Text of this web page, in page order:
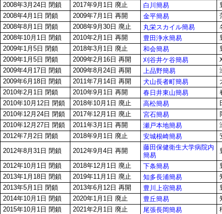
2008年3月24日 閉鎖
2017年9月1日 廃止 白川簡易
2008年4月1日 閉鎖
2009年7月1日 再開 金平簡易
2008年8月1日 閉鎖
2008年9月30日 廃止 丸栄スカイル簡易
2008年10月1日 閉鎖
2010年2月1日 再開 豊田浄水簡易
2009年1月5日 閉鎖
2018年3月1日 廃止 和会簡易
2009年1月5日 閉鎖
2009年2月16日 再開 刈谷井ケ谷簡易
2009年4月17日 閉鎖
2009年8月24日 再開 上品野簡易
2009年6月18日 閉鎖
2011年7月14日 再開 犬山長者町簡易
2010年2月1日 閉鎖
2010年9月1日 再開 春日井東山簡易
2010年10月12日 閉鎖
2018年10月1日 廃止 高松簡易
2010年12月24日 閉鎖
2017年12月1日 廃止 宮石簡易
2010年12月27日 閉鎖
2011年3月1日 再開 瀬戸本地簡易
2012年7月2日 閉鎖
2018年9月1日 廃止 安城根崎簡易
2012年8月31日 閉鎖
2012年9月4日 再開
藤田保健衛生大学病院内
簡易
2012年10月1日 閉鎖
2018年12月1日 廃止 下条簡易
2013年1月18日 閉鎖
2019年11月1日 廃止 知多長浦簡易
2013年5月1日 閉鎖
2013年6月12日 再開 豊川上宿簡易
2014年10月1日 閉鎖
2020年1月1日 廃止 豊丘簡易
2015年10月1日 閉鎖
2021年2月1日 廃止 尾張長岡簡易